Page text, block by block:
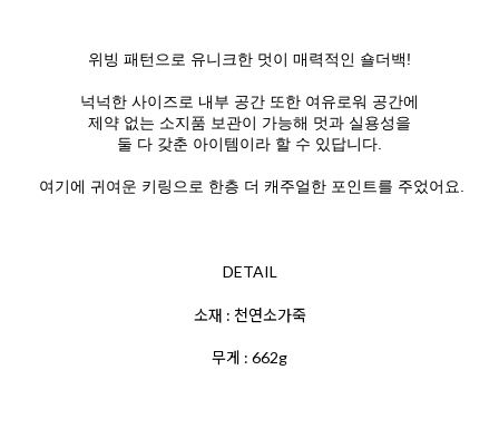
위빙 패턴으로 유니크한 멋이 매력적인 숄더백!
넉넉한 사이즈로 내부 공간 또한 여유로워 공간에
제약 없는 소지품 보관이 가능해 멋과 실용성을
둘 다 갖춘 아이템이라 할 수 있답니다.
여기에 귀여운 키링으로 한층 더 캐주얼한 포인트를 주었어요.
DETAIL
소재 : 천연소가죽
무게 : 662g